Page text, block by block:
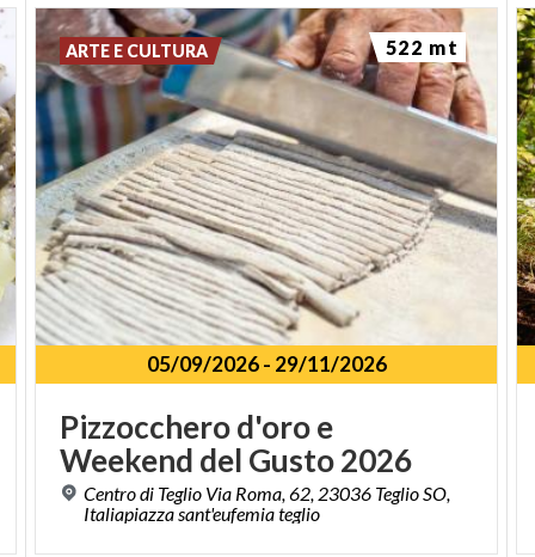
05/09/2026- 29/11/2026
Pizzoccherod'oroe
Weekend del Gusto2026
Centro di Teglio Via Roma, 62, 23036 Teglio SO,
Italiapiazza sant'eufemia teglio
ARTE E CULTURA 522 mt